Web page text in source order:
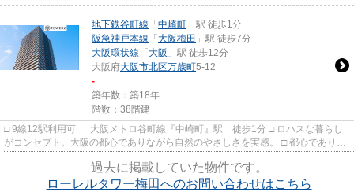
地下鉄谷町線 「 中崎町 」駅 徒歩1分
阪急神戸本線 「 大阪梅田 」駅 徒歩7分
大阪環状線 「 大阪 」駅 徒歩12分
大阪府大阪市北区万歳町5-12
-
築年数：築18年
階数：38階建
□ 9線12駅利用可 大阪メトロ谷町線『中崎町』駅 徒歩1分 □ ロハスな暮らし
がコンセプト。大阪の都心でありながら自然のやさしさを実感。 □ 都心でありな
過去に掲載していた物件です。
ローレルタワー梅田へのお問い合わせはこちら